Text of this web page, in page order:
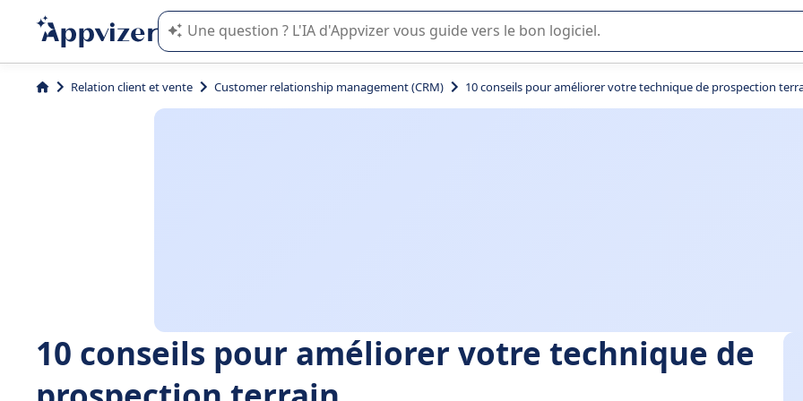
L'IA de Appvizer vous guide dans l'utilisation ou la sélection de logiciel SaaS en entreprise.
Relation client et vente Customer relationship management (CRM) 10 conseils pour améliorer votre technique de prospection
10 conseils pour améliorer votre technique de